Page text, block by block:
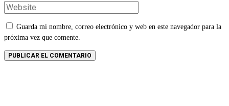
Guarda mi nombre, correo electrónico y web en este navegador para la
próxima vez que comente.